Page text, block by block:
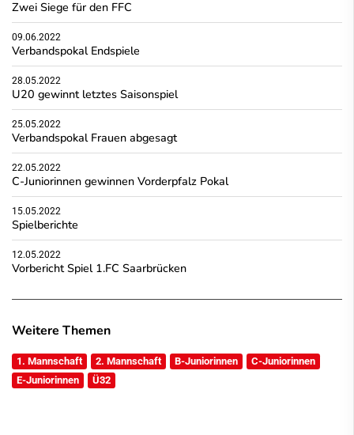
Zwei Siege für den FFC
09.06.2022
Verbandspokal Endspiele
28.05.2022
U20 gewinnt letztes Saisonspiel
25.05.2022
Verbandspokal Frauen abgesagt
22.05.2022
C-Juniorinnen gewinnen Vorderpfalz Pokal
15.05.2022
Spielberichte
12.05.2022
Vorbericht Spiel 1.FC Saarbrücken
Weitere Themen
1. Mannschaft 2. Mannschaft B-Juniorinnen
C-Juniorinnen
E-Juniorinnen
Ü32